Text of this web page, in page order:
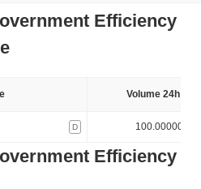
Efficiency
Volume 24h (%)
D 100.000000%
Efficiency